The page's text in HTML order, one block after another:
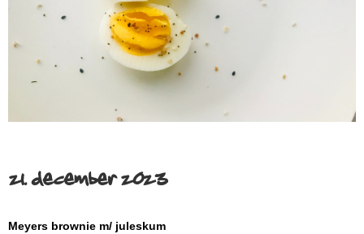
21. december 2023
Meyers brownie m/ juleskum